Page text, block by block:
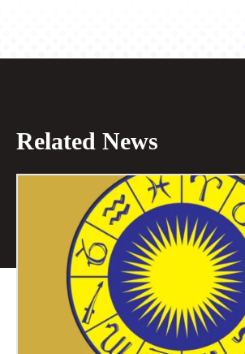
Related News